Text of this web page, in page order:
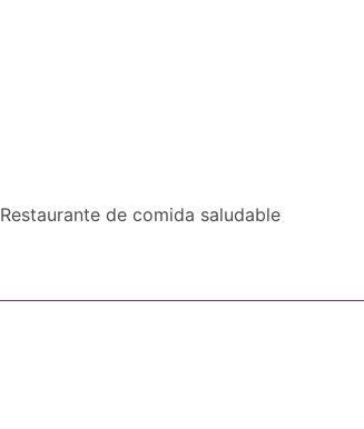
Restaurante de comida saludable